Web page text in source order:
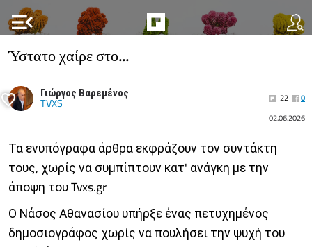
menu_open
Ύστατο χαίρε στο...
Γιώργος Βαρεμένος
TVXS 22
0
02.06.2026
Τα ενυπόγραφα άρθρα εκφράζουν τον συντάκτη
τους, χωρίς να συμπίπτουν κατ' ανάγκη με την
άποψη του Tvxs.gr
Ο Νάσος Αθανασίου υπήρξε ένας πετυχημένος
δημοσιογράφος χωρίς να πουλήσει την ψυχή του